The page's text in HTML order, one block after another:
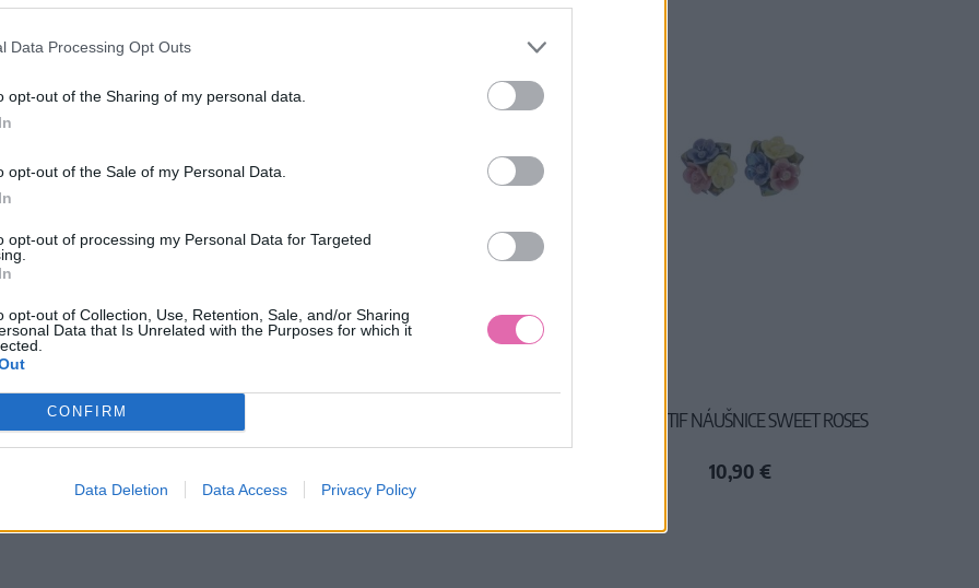
Data Processing Opt Outs
opt-out of the Sharing of my personal data.
opt-out of the Sale of my Personal Data.
opt-out of processing my Personal Data for Targeted
opt-out of Collection, Use, Retention, Sale, and/or Sharing
Data that Is Unrelated with the Purposes for which it
CONFIRM
Data Deletion Data Access Privacy Policy
HUN LUCILLE HEEL
SVETLO MODRÁ
COLLECTIF NÁUŠNICE SWEET ROSES
10,90 €